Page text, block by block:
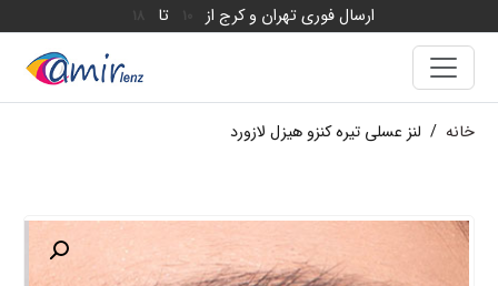
ارسال فوری تهران و کرج از تا
خانه / لنز عسلی تیره کنزو هیزل لازورد